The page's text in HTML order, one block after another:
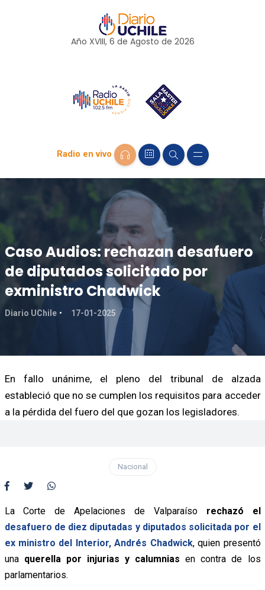
Año XVIII, 6 de Agosto de 2026
Radio en vivo
Caso Audios: rechazan desafuero
de diputados solicitado por
exministro Chadwick
Diario UChile 17-01-2025
En fallo unánime, el pleno del tribunal de alzada
estableció que no se cumplen los requisitos para acceder
a la pérdida del fuero del que gozan los legisladores.
Nacional
La Corte de Apelaciones de Valparaíso rechazó el
desafuero de diez diputadas y diputados solicitada por el
ex ministro del Interior, Andrés Chadwick, quien presentó
una querella por injurias y calumnias en contra de los
parlamentarios.